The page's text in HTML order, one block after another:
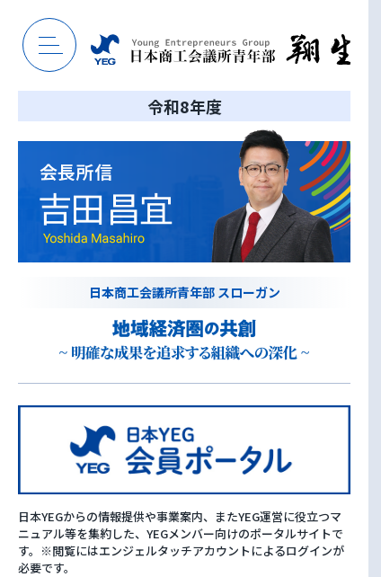
令和8年度
日本商工会議所青年部 スローガン
日本YEGからの情報提供や事業案内、またYEG運営に役立つマ
ニュアル等を集約した、YEGメンバー向けのポータルサイトで
す。※閲覧にはエンジェルタッチアカウントによるログインが
必要です。